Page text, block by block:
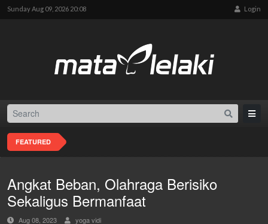
Sunday Aug 09, 2026 20:08 Login
FEATURED
Angkat Beban, Olahraga Berisiko
Sekaligus Bermanfaat
Aug 08, 2023 yoga vidi